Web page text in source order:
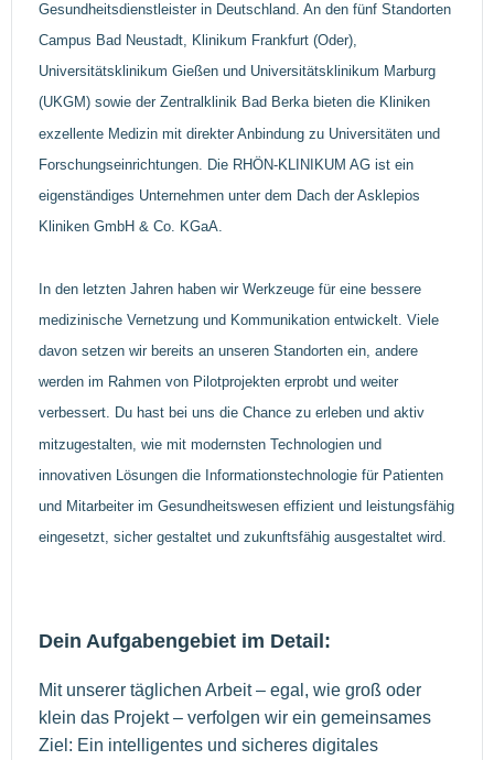
Gesundheitsdienstleister in Deutschland. An den fünf Standorten
Campus Bad Neustadt, Klinikum Frankfurt (Oder),
Universitätsklinikum Gießen und Universitätsklinikum Marburg
(UKGM) sowie der Zentralklinik Bad Berka bieten die Kliniken
exzellente Medizin mit direkter Anbindung zu Universitäten und
Forschungseinrichtungen. Die RHÖN-KLINIKUM AG ist ein
eigenständiges Unternehmen unter dem Dach der Asklepios
Kliniken GmbH & Co. KGaA.
In den letzten Jahren haben wir Werkzeuge für eine bessere
medizinische Vernetzung und Kommunikation entwickelt. Viele
davon setzen wir bereits an unseren Standorten ein, andere
werden im Rahmen von Pilotprojekten erprobt und weiter
verbessert. Du hast bei uns die Chance zu erleben und aktiv
mitzugestalten, wie mit modernsten Technologien und
innovativen Lösungen die Informationstechnologie für Patienten
und Mitarbeiter im Gesundheitswesen effizient und leistungsfähig
eingesetzt, sicher gestaltet und zukunftsfähig ausgestaltet wird.
Dein Aufgabengebiet im Detail:
Mit unserer täglichen Arbeit – egal, wie groß oder
klein das Projekt – verfolgen wir ein gemeinsames
Ziel: Ein intelligentes und sicheres digitales